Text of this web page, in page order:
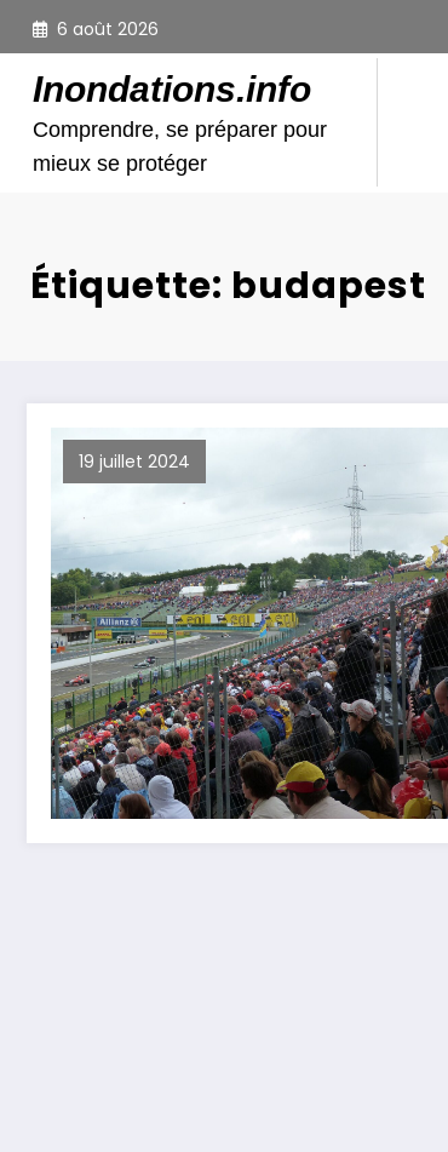
Aller
contenu
6 août 2026
Inondations.info
Comprendre, se préparer pour
mieux se protéger
Étiquette: budapest
19 juillet 2024